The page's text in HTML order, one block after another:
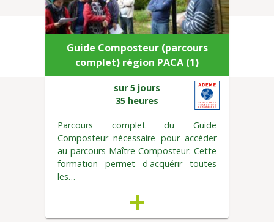
Guide Composteur (parcours
complet) région PACA (1)
sur 5 jours
35 heures
Parcours complet du Guide
Composteur nécessaire pour accéder
au parcours Maître Composteur. Cette
formation permet d'acquérir toutes
les…
+